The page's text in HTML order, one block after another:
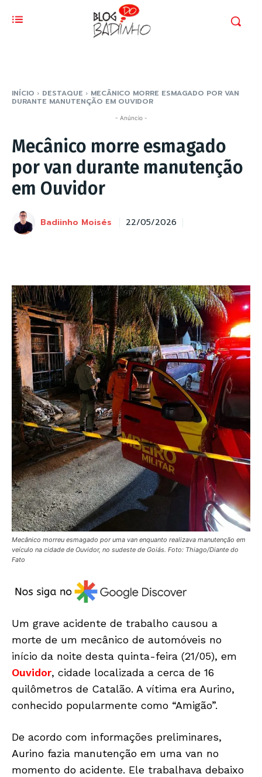
INÍCIO DESTAQUE MECÂNICO MORRE ESMAGADO POR VAN
DURANTE MANUTENÇÃO EM OUVIDOR
- Anúncio -
Mecânico morre esmagado
por van durante manutenção
em Ouvidor
Badiinho Moisés 22/05/2026
Mecânico morreu esmagado por uma van enquanto realizava manutenção em
veículo na cidade de Ouvidor, no sudeste de Goiás. Foto: Thiago/Diante do
Fato
Um grave acidente de trabalho causou a
morte de um mecânico de automóveis no
início da noite desta quinta-feira (21/05), em
Ouvidor, cidade localizada a cerca de 16
quilômetros de Catalão. A vítima era Aurino,
conhecido popularmente como “Amigão”.
De acordo com informações preliminares,
Aurino fazia manutenção em uma van no
momento do acidente. Ele trabalhava debaixo